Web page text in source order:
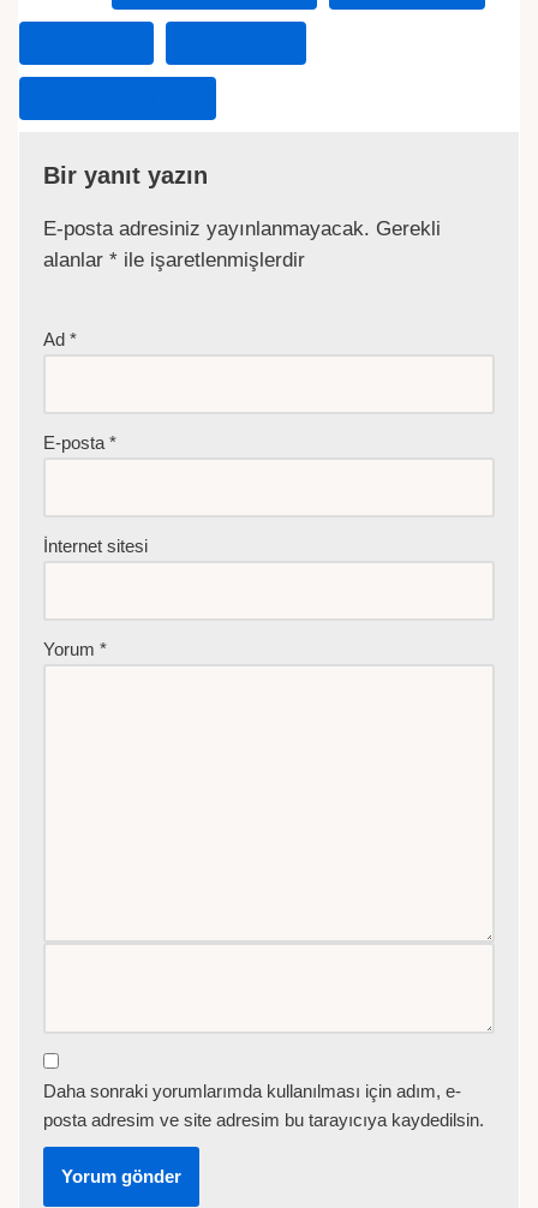
Bir yanıt yazın
E-posta adresiniz yayınlanmayacak. Gerekli
alanlar * ile işaretlenmişlerdir
Ad *
E-posta *
İnternet sitesi
Yorum *
Daha sonraki yorumlarımda kullanılması için adım, e-
posta adresim ve site adresim bu tarayıcıya kaydedilsin.